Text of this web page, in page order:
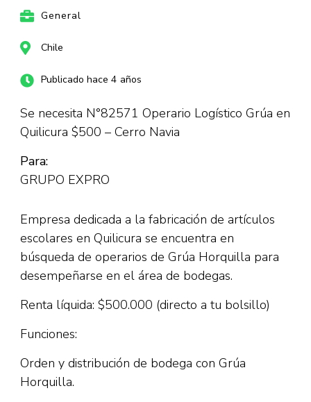
General
Chile
Publicado hace 4 años
Se necesita N°82571 Operario Logístico Grúa en
Quilicura $500 – Cerro Navia
Para:
GRUPO EXPRO
Empresa dedicada a la fabricación de artículos
escolares en Quilicura se encuentra en
búsqueda de operarios de Grúa Horquilla para
desempeñarse en el área de bodegas.
Renta líquida: $500.000 (directo a tu bolsillo)
Funciones:
Orden y distribución de bodega con Grúa
Horquilla.